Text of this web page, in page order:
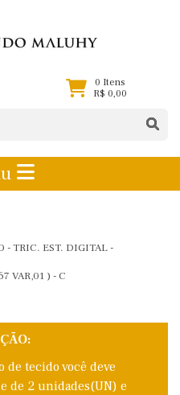
0 Itens
R$ 0,00
- TRIC. EST. DIGITAL -
VAR,01 ) - C
de tecido você deve
de 2 unidades(UN) e